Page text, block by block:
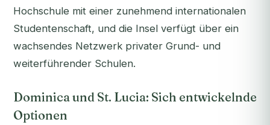
Hochschule mit einer zunehmend internationalen
Studentenschaft, und die Insel verfügt über ein
wachsendes Netzwerk privater Grund- und
weiterführender Schulen.
Dominica und St. Lucia: Sich entwickelnde
Optionen